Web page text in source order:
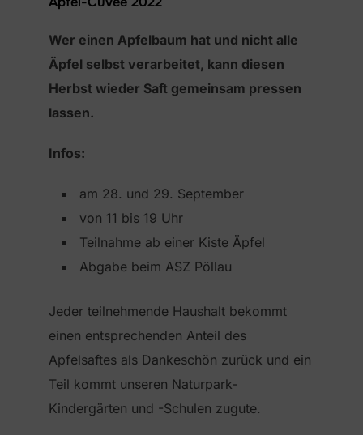
Wer einen Apfelbaum hat und nicht alle
Äpfel selbst verarbeitet, kann diesen
Herbst wieder Saft gemeinsam pressen
lassen.
Infos:
am 28. und 29. September
von 11 bis 19 Uhr
Teilnahme ab einer Kiste Äpfel
Abgabe beim ASZ Pöllau
Jeder teilnehmende Haushalt bekommt
einen entsprechenden Anteil des
Apfelsaftes als Dankeschön zurück und ein
Teil kommt unseren Naturpark-
Kindergärten und -Schulen zugute.